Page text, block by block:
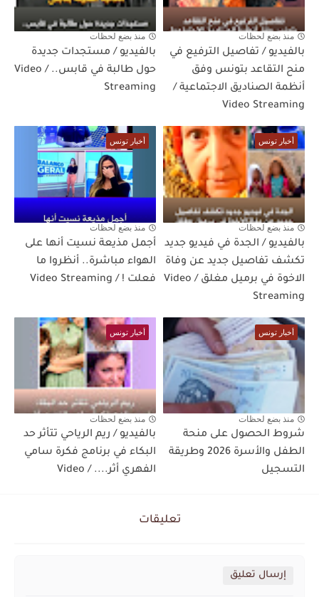
منذ بضع لحظات
بالفيديو / تفاصيل الترفيع في
منح التقاعد بتونس وفق
أنظمة الصناديق الاجتماعية /
Video Streaming
منذ بضع لحظات
بالفيديو / مستجدات جديدة
حول طالبة في قابس.. / Video
Streaming
أخبار تونس
منذ بضع لحظات
بالفيديو / الجدة في فيديو جديد
تكشف تفاصيل جديد عن وفاة
الاخوة في برميل مغلق / Video
Streaming
أخبار تونس
منذ بضع لحظات
أجمل مذيعة نسيت أنها على
الهواء مباشرة.. أنظروا ما
فعلت ! / Video Streaming
أخبار تونس
منذ بضع لحظات
شروط الحصول على منحة
الطفل والأسرة 2026 وطريقة
التسجيل
أخبار تونس
منذ بضع لحظات
بالفيديو / ريم الرياحي تتأثر حد
البكاء في برنامج فكرة سامي
الفهري أثر.... / Video
تعليقات
إرسال تعليق